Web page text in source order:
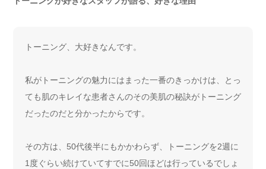
トーニング、大好きなんです。
私がトーニングの魅力にはまった一番のきっかけは、とっ
ても肌のキレイな患者さんのその美肌の秘訣がトーニング
だったのだと分かったからです。
その方は、50代後半にもかかわらず、トーニングを2週に
1度ぐらい続けていてすでに50回ほどは行っているでしょ